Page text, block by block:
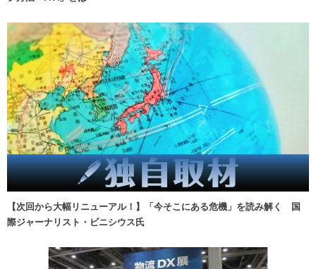
【次回から大幅リニューアル！】「今そこにある危機」を読み解く 国
際ジャーナリスト・ビニシウス氏